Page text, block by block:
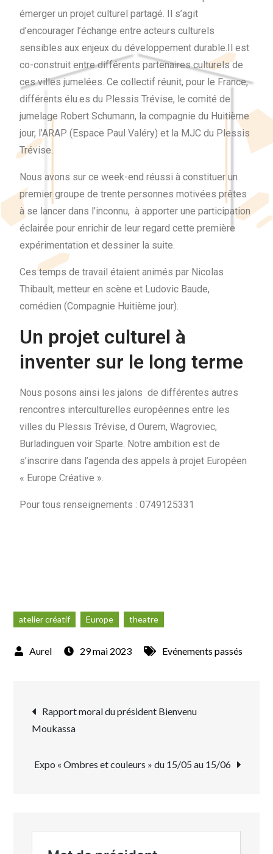
émerger un projet culturel partagé. Il s’agit
d’encourager l’échange entre acteurs culturels
sensibles aux enjeux du développement durable.Il est
co-construit entre différents partenaires culturels de
ces villes jumelées. Ce collectif réunit, pour le France,
différents élu.es du Plessis Trévise, le comité de
jumelage Robert Schumann, la compagnie du Huitième
jour, l’ARAP (Espace Paul Valéry) et la MJC du Plessis
Trévise.
Nous avons sur ce week-end réussi à constituer un
premier groupe de trente personnes motivées prêtes
à se lancer dans l’inconnu, à apporter une participation
éclairée pour enrichir de leur regard cette première
expérimentation et dessiner la suite.
Ces temps de travail étaient animés par Nicolas
Thibault, metteur en scène et Ludovic Baude,
comédien (Compagnie Huitième jour).
Un projet culturel à
inventer sur le long terme
Nous posons ainsi les jalons de différentes autres
rencontres interculturelles européennes entre les
villes du Plessis Trévise, d Ourem, Wagroviec,
Burladinguen voir Sparte. Notre ambition est de
s’inscrire dans l’agenda des appels à projet Européen
« Europe Créative ».
Pour tous renseignements : 0749125331
atelier créatif Europe theatre
29 mai 2023 Evénements passés
Rapport moral du président Bienvenu
Moukassa
Expo « Ombres et couleurs » du 15/05 au 15/06